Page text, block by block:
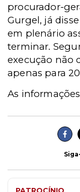
procurador-
Gurgel, já
em plenário
terminar.
execução não
apenas para
As